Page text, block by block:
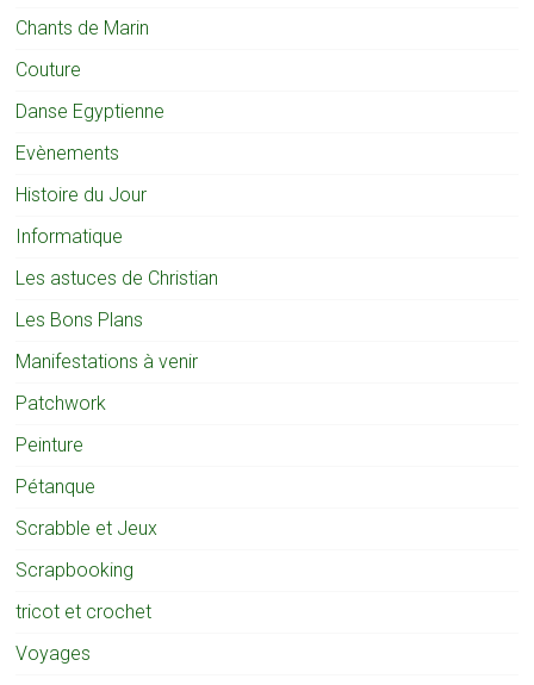
Chants de Marin
Couture
Danse Egyptienne
Evènements
Histoire du Jour
Informatique
Les astuces de Christian
Les Bons Plans
Manifestations à venir
Patchwork
Peinture
Pétanque
Scrabble et Jeux
Scrapbooking
tricot et crochet
Voyages